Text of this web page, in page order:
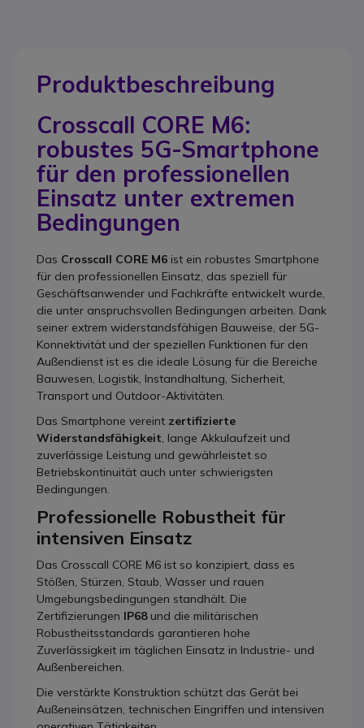
Produktbeschreibung
Crosscall CORE M6:
robustes 5G-Smartphone
für den professionellen
Einsatz unter extremen
Bedingungen
Das Crosscall CORE M6 ist ein robustes Smartphone
für den professionellen Einsatz, das speziell für
Geschäftsanwender und Fachkräfte entwickelt wurde,
die unter anspruchsvollen Bedingungen arbeiten. Dank
seiner extrem widerstandsfähigen Bauweise, der 5G-
Konnektivität und der speziellen Funktionen für den
Außendienst ist es die ideale Lösung für die Bereiche
Bauwesen, Logistik, Instandhaltung, Sicherheit,
Transport und Outdoor-Aktivitäten.
Das Smartphone vereint zertifizierte
Widerstandsfähigkeit, lange Akkulaufzeit und
zuverlässige Leistung und gewährleistet so
Betriebskontinuität auch unter schwierigsten
Bedingungen.
Professionelle Robustheit für
intensiven Einsatz
Das Crosscall CORE M6 ist so konzipiert, dass es
Stößen, Stürzen, Staub, Wasser und rauen
Umgebungsbedingungen standhält. Die
Zertifizierungen IP68und die militärischen
Robustheitsstandards garantieren hohe
Zuverlässigkeit im täglichen Einsatz in Industrie- und
Außenbereichen.
Die verstärkte Konstruktion schützt das Gerät bei
Außeneinsätzen, technischen Eingriffen und intensiven